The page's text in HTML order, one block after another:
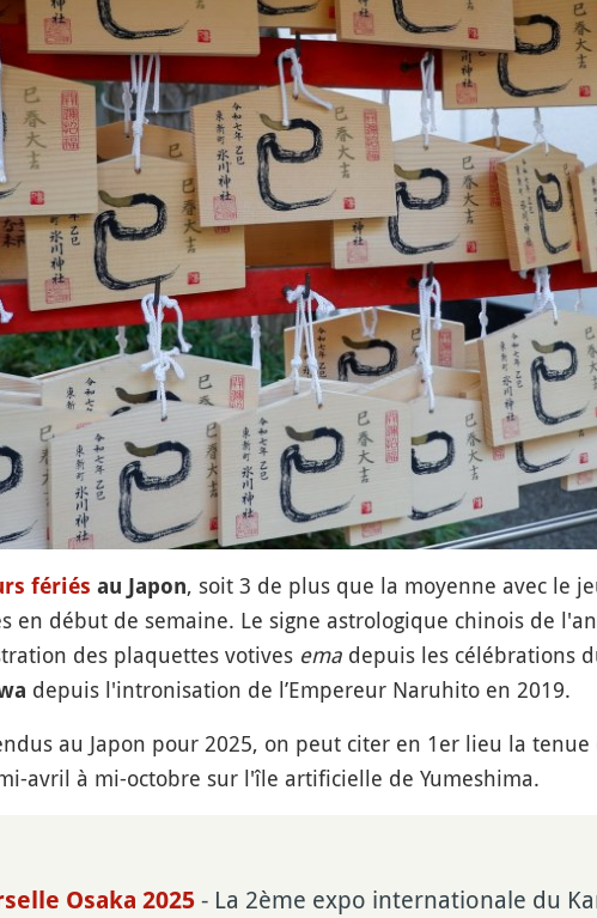
fériés au Japon, soit 3 de plus que la moyenne avec le
en début de semaine. Le signe astrologique chinois de
des plaquettes votives emadepuis les célébrations
depuis l'intronisation de l’Empereur Naruhito en 2019.
au Japon pour 2025, on peut citer en 1er lieu la tenue
avril à mi-octobre sur l'île artificielle de Yumeshima.
Osaka 2025 - La 2ème expo internationale du